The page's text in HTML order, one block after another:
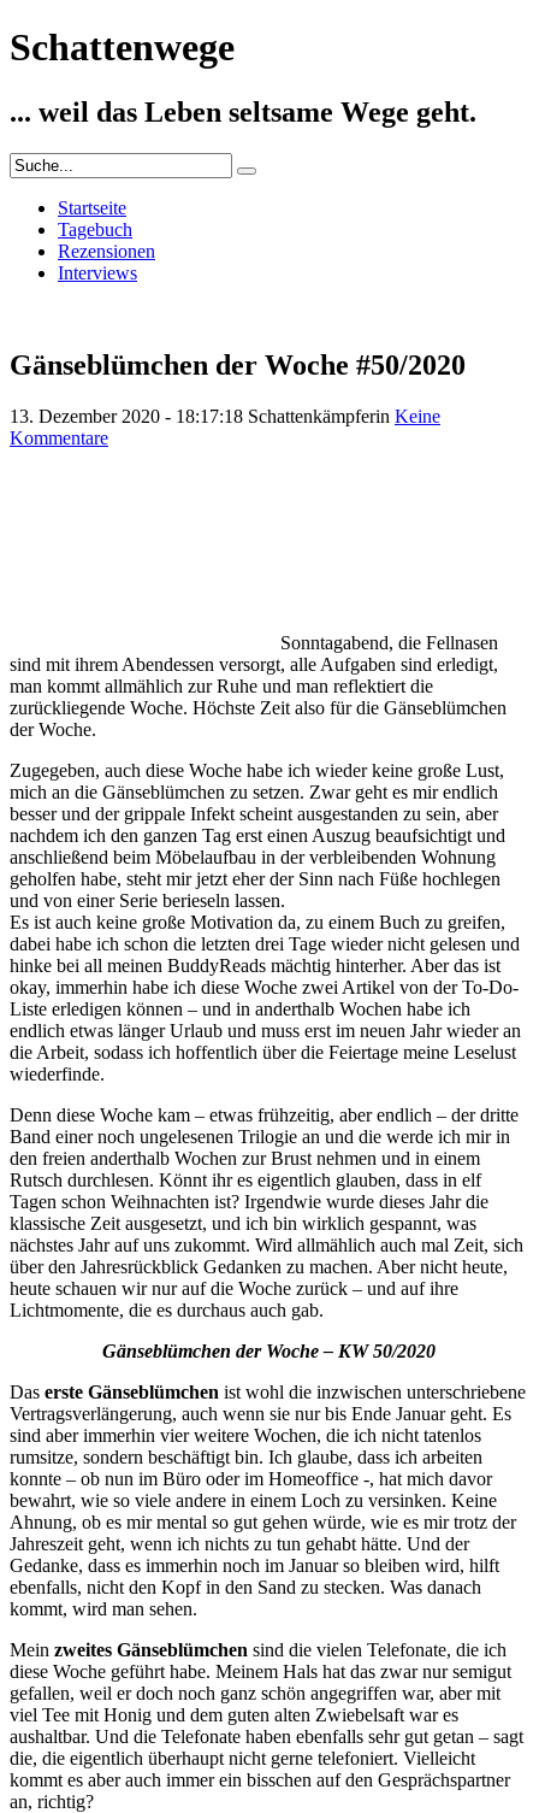
Schattenwege
... weil das Leben seltsame Wege geht.
Startseite
Tagebuch
Rezensionen
Interviews
Gänseblümchen der Woche #50/2020
13. Dezember 2020 - 18:17:18 Schattenkämpferin Keine
Kommentare
Sonntagabend, die Fellnasen
sind mit ihrem Abendessen versorgt, alle Aufgaben sind erledigt,
man kommt allmählich zur Ruhe und man reflektiert die
zurückliegende Woche. Höchste Zeit also für die Gänseblümchen
der Woche.
Zugegeben, auch diese Woche habe ich wieder keine große Lust,
mich an die Gänseblümchen zu setzen. Zwar geht es mir endlich
besser und der grippale Infekt scheint ausgestanden zu sein, aber
nachdem ich den ganzen Tag erst einen Auszug beaufsichtigt und
anschließend beim Möbelaufbau in der verbleibenden Wohnung
geholfen habe, steht mir jetzt eher der Sinn nach Füße hochlegen
und von einer Serie berieseln lassen.
Es ist auch keine große Motivation da, zu einem Buch zu greifen,
dabei habe ich schon die letzten drei Tage wieder nicht gelesen und
hinke bei all meinen BuddyReads mächtig hinterher. Aber das ist
okay, immerhin habe ich diese Woche zwei Artikel von der To-Do-
Liste erledigen können – und in anderthalb Wochen habe ich
endlich etwas länger Urlaub und muss erst im neuen Jahr wieder an
die Arbeit, sodass ich hoffentlich über die Feiertage meine Leselust
wiederfinde.
Denn diese Woche kam – etwas frühzeitig, aber endlich – der dritte
Band einer noch ungelesenen Trilogie an und die werde ich mir in
den freien anderthalb Wochen zur Brust nehmen und in einem
Rutsch durchlesen. Könnt ihr es eigentlich glauben, dass in elf
Tagen schon Weihnachten ist? Irgendwie wurde dieses Jahr die
klassische Zeit ausgesetzt, und ich bin wirklich gespannt, was
nächstes Jahr auf uns zukommt. Wird allmählich auch mal Zeit, sich
über den Jahresrückblick Gedanken zu machen. Aber nicht heute,
heute schauen wir nur auf die Woche zurück – und auf ihre
Lichtmomente, die es durchaus auch gab.
Gänseblümchen der Woche – KW 50/2020
Das erste Gänseblümchen ist wohl die inzwischen unterschriebene
Vertragsverlängerung, auch wenn sie nur bis Ende Januar geht. Es
sind aber immerhin vier weitere Wochen, die ich nicht tatenlos
rumsitze, sondern beschäftigt bin. Ich glaube, dass ich arbeiten
konnte – ob nun im Büro oder im Homeoffice -, hat mich davor
bewahrt, wie so viele andere in einem Loch zu versinken. Keine
Ahnung, ob es mir mental so gut gehen würde, wie es mir trotz der
Jahreszeit geht, wenn ich nichts zu tun gehabt hätte. Und der
Gedanke, dass es immerhin noch im Januar so bleiben wird, hilft
ebenfalls, nicht den Kopf in den Sand zu stecken. Was danach
kommt, wird man sehen.
Mein zweites Gänseblümchen sind die vielen Telefonate, die ich
diese Woche geführt habe. Meinem Hals hat das zwar nur semigut
gefallen, weil er doch noch ganz schön angegriffen war, aber mit
viel Tee mit Honig und dem guten alten Zwiebelsaft war es
aushaltbar. Und die Telefonate haben ebenfalls sehr gut getan – sagt
die, die eigentlich überhaupt nicht gerne telefoniert. Vielleicht
kommt es aber auch immer ein bisschen auf den Gesprächspartner
an, richtig?